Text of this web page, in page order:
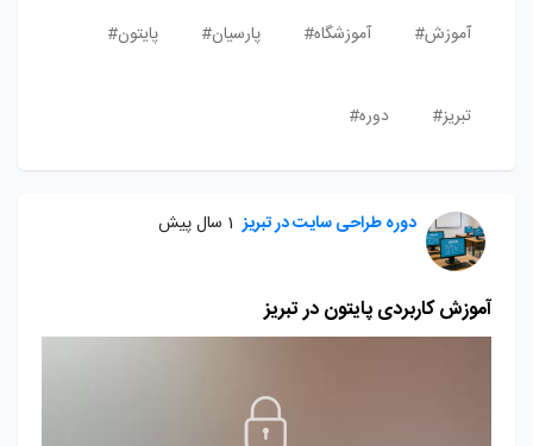
آموزش# آموزشگاه# پارسیان# پایتون#
تبریز# دوره#
دوره طراحی سایت در تبریز 1 سال پیش
آموزش کاربردی پایتون در تبریز